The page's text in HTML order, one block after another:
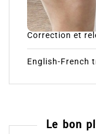
Correction et
English-French
Le bon